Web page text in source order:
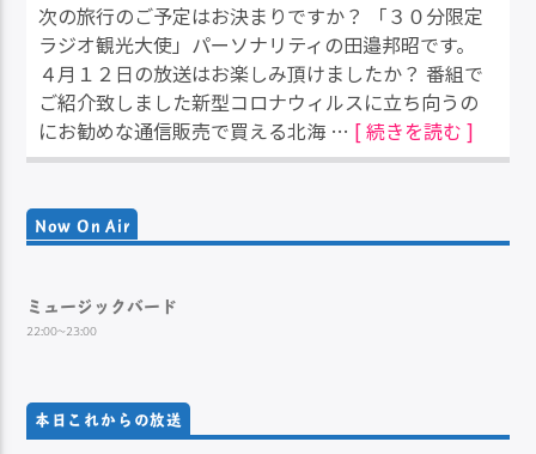
次の旅行のご予定はお決まりですか？ 「３０分限定
ラジオ観光大使」パーソナリティの田邉邦昭です。
４月１２日の放送はお楽しみ頂けましたか？ 番組で
ご紹介致しました新型コロナウィルスに立ち向うの
にお勧めな通信販売で買える北海 … [ 続きを読む ]
Now On Air
ミュージックバード
22:00~23:00
本日これからの放送